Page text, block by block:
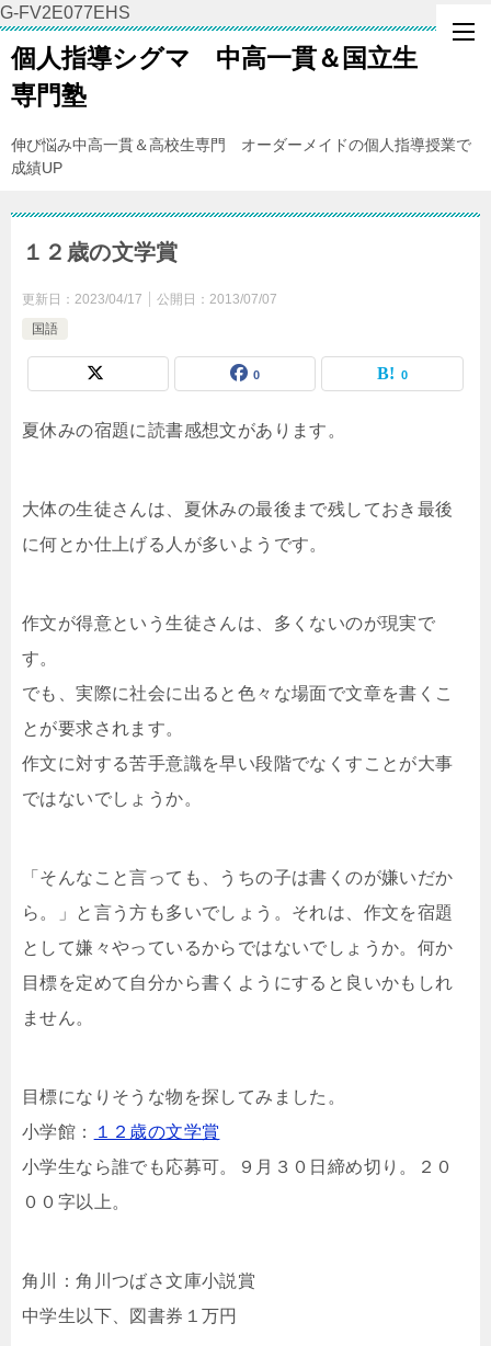
G-FV2E077EHS
個人指導シグマ 中高一貫＆国立生
専門塾
伸び悩み中高一貫＆高校生専門 オーダーメイドの個人指導授業で
成績UP
１２歳の文学賞
更新日： 2023/04/17 公開日： 2013/07/07
国語
0 0
夏休みの宿題に読書感想文があります。
大体の生徒さんは、夏休みの最後まで残しておき最後
に何とか仕上げる人が多いようです。
作文が得意という生徒さんは、多くないのが現実で
す。
でも、実際に社会に出ると色々な場面で文章を書くこ
とが要求されます。
作文に対する苦手意識を早い段階でなくすことが大事
ではないでしょうか。
「そんなこと言っても、うちの子は書くのが嫌いだか
ら。」と言う方も多いでしょう。それは、作文を宿題
として嫌々やっているからではないでしょうか。何か
目標を定めて自分から書くようにすると良いかもしれ
ません。
目標になりそうな物を探してみました。
小学館：
１２歳の文学賞
小学生なら誰でも応募可。９月３０日締め切り。２０
００字以上。
角川：角川つばさ文庫小説賞
中学生以下、図書券１万円